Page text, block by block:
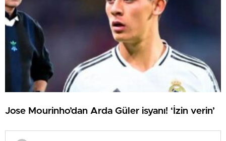
Jose Mourinho’dan Arda Güler isyanı! ‘İzin verin’